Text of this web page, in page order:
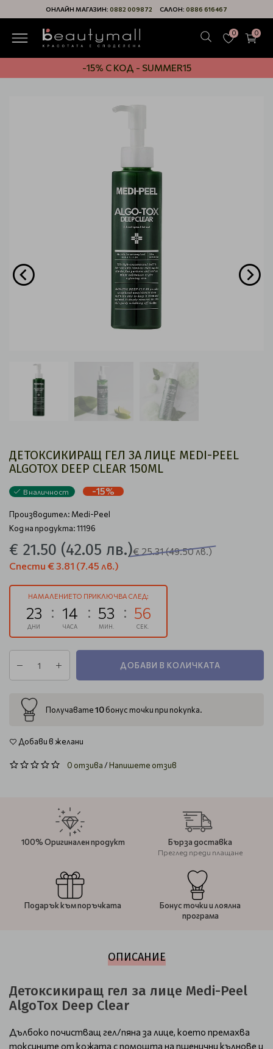
ОНЛАЙН МАГАЗИН: 0882 009872 САЛОН: 0886 616467
0 0
-15% С КОД - SUMMER15
ДЕТОКСИКИРАЩ ГЕЛ ЗА ЛИЦЕ MEDI-PEEL
ALGOTOX DEEP CLEAR 150ML
В наличност -15%
Производител: Medi-Peel
Код на продукта: 11196
€ 21.50 (42.05 лв.)€ 25.31(49.50 лв.)
Спести € 3.81 (7.45 лв.)
НАМАЛЕНИЕТО ПРИКЛЮЧВА СЛЕД:
23
ДНИ
14
ЧАСА
53
МИН.
56
СЕК.
ДОБАВИ В КОЛИЧКАТА
Получавате10бонус точки при покупка.
Добави в желани
0 отзива/Напишете отзив
100% Оригинален продукт Бърза доставка
Преглед преди плащане
Подарък към поръчката
Бонус точки и лоялна
програма
ОПИСАНИЕ
Детоксикиращ гел за лице Medi-Peel
AlgoTox Deep Clear
Дълбоко почистващ гел/пяна за лице, което премахва
токсините от кожата с помощта на пшенични кълнове и